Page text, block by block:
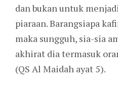
dan bukan untuk
piaraan. Barangsiapa
maka sungguh, sia-sia
akhirat dia termasuk
(QS Al Maidah ayat 5).